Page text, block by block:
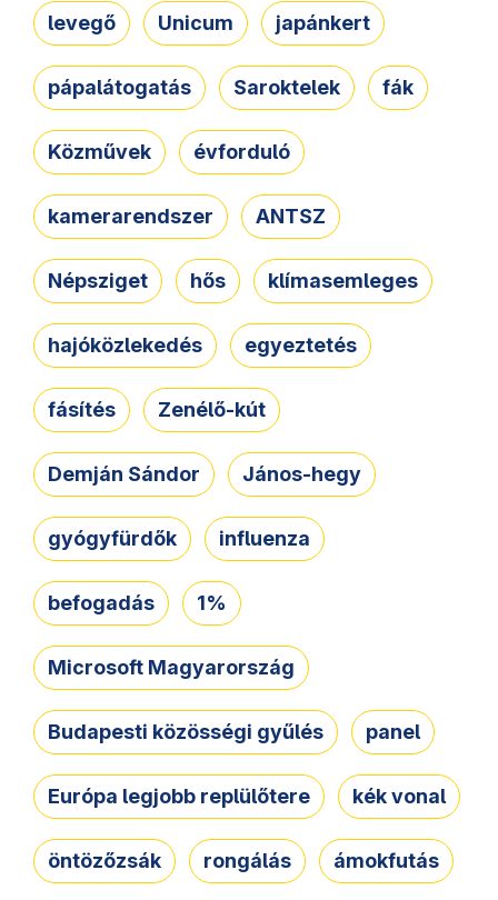
levegő Unicum japánkert
pápalátogatás Saroktelek fák
Közművek évforduló
kamerarendszer ANTSZ
Népsziget hős klímasemleges
hajóközlekedés egyeztetés
fásítés Zenélő-kút
Demján Sándor János-hegy
gyógyfürdők influenza
befogadás 1%
Microsoft Magyarország
Budapesti közösségi gyűlés panel
Európa legjobb replülőtere kék vonal
öntözőzsák rongálás ámokfutás